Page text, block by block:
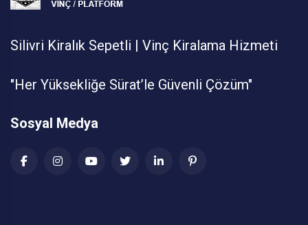
Silivri Kiralık Sepetli | Vinç Kiralama Hizmeti
"Her Yüksekliğe Sürat’le Güvenli Çözüm"
Sosyal Medya